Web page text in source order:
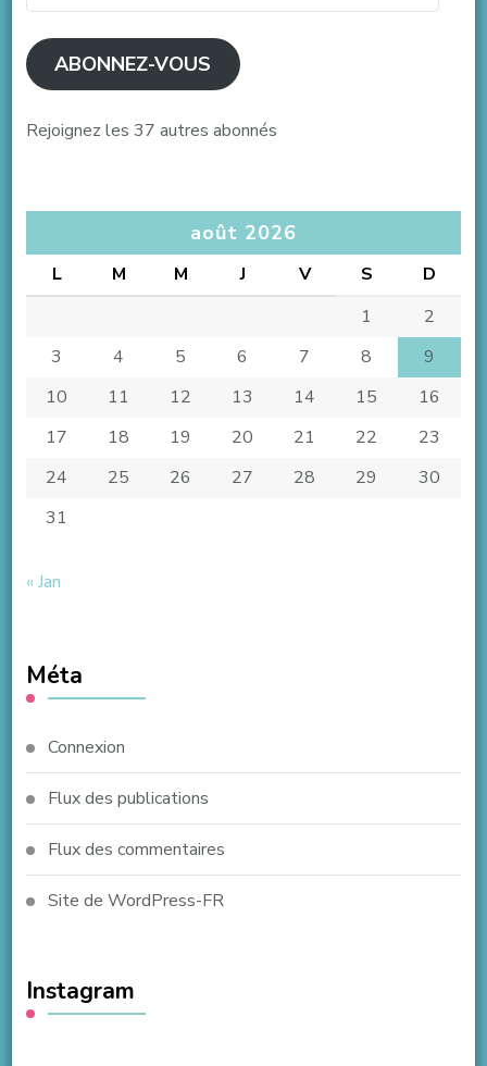
ABONNEZ-VOUS
Rejoignez les 37 autres abonnés
août 2026
L M M J V S
D
1
2
3
4 5 6 7 8
9
10
11 12 13 14 15
16
17
18 19 20 21 22
23
24
25 26 27 28 29
30
31
« Jan
Méta
Connexion
Flux des publications
Flux des commentaires
Site de WordPress-FR
Instagram